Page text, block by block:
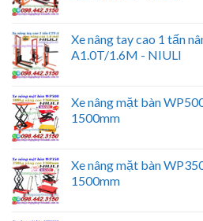
Xe nâng tay cao 1 tấn
A1.0T/1.6M - NIULI
Xe nâng mặt bàn
1500mm
Xe nâng mặt bàn
1500mm